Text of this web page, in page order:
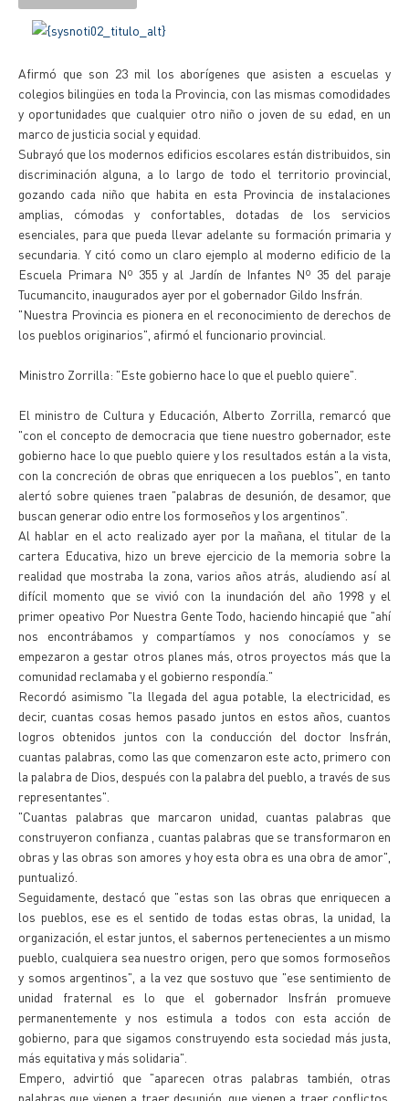
Afirmó que son 23 mil los aborígenes que asisten a escuelas y
colegios bilingües en toda la Provincia, con las mismas comodidades
y oportunidades que cualquier otro niño o joven de su edad, en un
marco de justicia social y equidad.
Subrayó que los modernos edificios escolares están distribuidos, sin
discriminación alguna, a lo largo de todo el territorio provincial,
gozando cada niño que habita en esta Provincia de instalaciones
amplias, cómodas y confortables, dotadas de los servicios
esenciales, para que pueda llevar adelante su formación primaria y
secundaria. Y citó como un claro ejemplo al moderno edificio de la
Escuela Primara Nº 355 y al Jardín de Infantes Nº 35 del paraje
Tucumancito, inaugurados ayer por el gobernador Gildo Insfrán.
"Nuestra Provincia es pionera en el reconocimiento de derechos de
los pueblos originarios", afirmó el funcionario provincial.
Ministro Zorrilla: "Este gobierno hace lo que el pueblo quiere".
El ministro de Cultura y Educación, Alberto Zorrilla, remarcó que
"con el concepto de democracia que tiene nuestro gobernador, este
gobierno hace lo que pueblo quiere y los resultados están a la vista,
con la concreción de obras que enriquecen a los pueblos", en tanto
alertó sobre quienes traen "palabras de desunión, de desamor, que
buscan generar odio entre los formoseños y los argentinos".
Al hablar en el acto realizado ayer por la mañana, el titular de la
cartera Educativa, hizo un breve ejercicio de la memoria sobre la
realidad que mostraba la zona, varios años atrás, aludiendo así al
difícil momento que se vivió con la inundación del año 1998 y el
primer opeativo Por Nuestra Gente Todo, haciendo hincapié que "ahí
nos encontrábamos y compartíamos y nos conocíamos y se
empezaron a gestar otros planes más, otros proyectos más que la
comunidad reclamaba y el gobierno respondía."
Recordó asimismo "la llegada del agua potable, la electricidad, es
decir, cuantas cosas hemos pasado juntos en estos años, cuantos
logros obtenidos juntos con la conducción del doctor Insfrán,
cuantas palabras, como las que comenzaron este acto, primero con
la palabra de Dios, después con la palabra del pueblo, a través de sus
representantes".
"Cuantas palabras que marcaron unidad, cuantas palabras que
construyeron confianza , cuantas palabras que se transformaron en
obras y las obras son amores y hoy esta obra es una obra de amor",
puntualizó.
Seguidamente, destacó que "estas son las obras que enriquecen a
los pueblos, ese es el sentido de todas estas obras, la unidad, la
organización, el estar juntos, el sabernos pertenecientes a un mismo
pueblo, cualquiera sea nuestro origen, pero que somos formoseños
y somos argentinos", a la vez que sostuvo que "ese sentimiento de
unidad fraternal es lo que el gobernador Insfrán promueve
permanentemente y nos estimula a todos con esta acción de
gobierno, para que sigamos construyendo esta sociedad más justa,
más equitativa y más solidaria".
Empero, advirtió que "aparecen otras palabras también, otras
palabras que vienen a traer desunión, que vienen a traer conflictos,